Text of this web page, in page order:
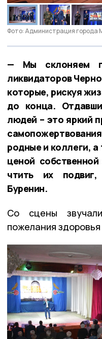
Фото: Администрация города
— Мы склоняем
ликвидаторов
которые, рискуя
до конца.
людей – это яркий
родные и коллеги, а
ценой
чтить их
Буренин.
Со сцены
пожелания